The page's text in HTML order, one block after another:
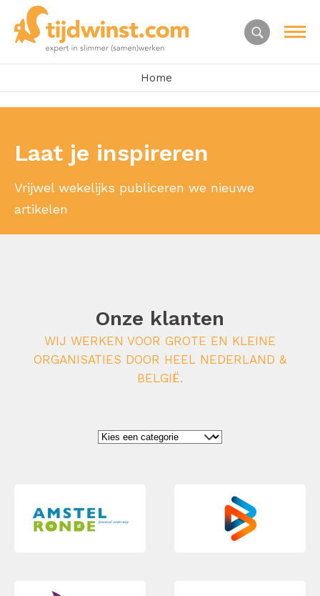
Home
Laat je inspireren
Vrijwel wekelijks publiceren we nieuwe
artikelen
Onze klanten
WIJ WERKEN VOOR GROTE EN KLEINE
ORGANISATIES DOOR HEEL NEDERLAND &
BELGIË.